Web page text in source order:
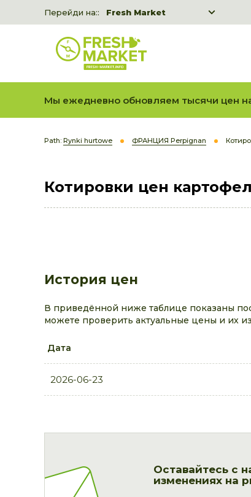
Перейди на::
Fresh Market
Fresh Market event B2B
Мы ежедневно обновляем тысячи цен
Path: Rynki hurtowe ФРАНЦИЯ Perpignan
Котировки цен
История цен
В приведённой ниже таблице показаны
можете проверить актуальные цены и их
Дата
2026-06-23
Оставайтесь с
изменениях на